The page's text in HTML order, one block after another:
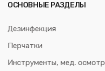
ОСНОВНЫЕ РАЗДЕЛЫ
Дезинфекция
Перчатки
Инструменты, мед. осмотр